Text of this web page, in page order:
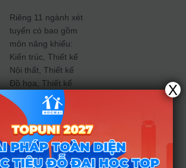
Riêng 11 ngành xét
tuyển có bao gồm
môn năng khiếu:
Kiến trúc, Thiết kế
Nội thất, Thiết kế
Đồ họa, Thiết kế
Thời trang, Thiết kế
Công nghiệp (Thiết
kế sản phẩm), Thiết
kế Mỹ thuật số,
Piano, Thanh nhạc,
Công nghệ Điện
X